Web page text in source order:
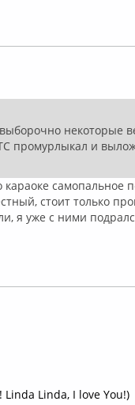
некоторые
промурлыкал и
самопальное
стоит только
я уже с ними
Linda, I love You!)